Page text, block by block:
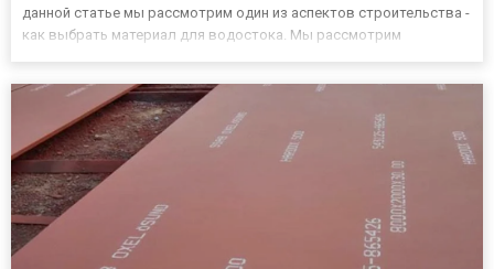
данной статье мы рассмотрим один из аспектов строительства -
как выбрать материал для водостока. Мы рассмотрим
нашей ком...